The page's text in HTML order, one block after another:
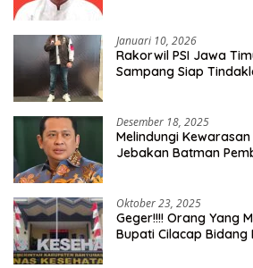
Januari 10, 2026
Rakorwil PSI Jawa
Sampang Siap
Desember 18, 2025
Melindungi
Jebakan Batman
Oktober 23, 2025
Geger!!!! Orang Yang
Bupati Cilacap Bidang